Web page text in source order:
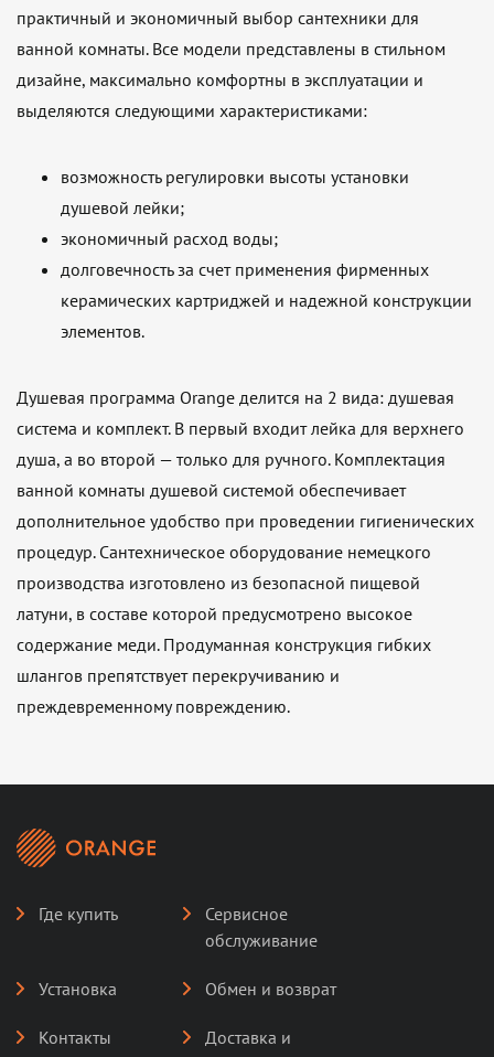
практичный и экономичный выбор сантехники для
ванной комнаты. Все модели представлены в стильном
дизайне, максимально комфортны в эксплуатации и
выделяются следующими характеристиками:
возможность регулировки высоты установки
душевой лейки;
экономичный расход воды;
долговечность за счет применения фирменных
керамических картриджей и надежной конструкции
элементов.
Душевая программа Orange делится на 2 вида: душевая
система и комплект. В первый входит лейка для верхнего
душа, а во второй — только для ручного. Комплектация
ванной комнаты душевой системой обеспечивает
дополнительное удобство при проведении гигиенических
процедур. Сантехническое оборудование немецкого
производства изготовлено из безопасной пищевой
латуни, в составе которой предусмотрено высокое
содержание меди. Продуманная конструкция гибких
шлангов препятствует перекручиванию и
преждевременному повреждению.
Где купить
Сервисное
обслуживание
Установка Обмен и возврат
Контакты
Доставка и